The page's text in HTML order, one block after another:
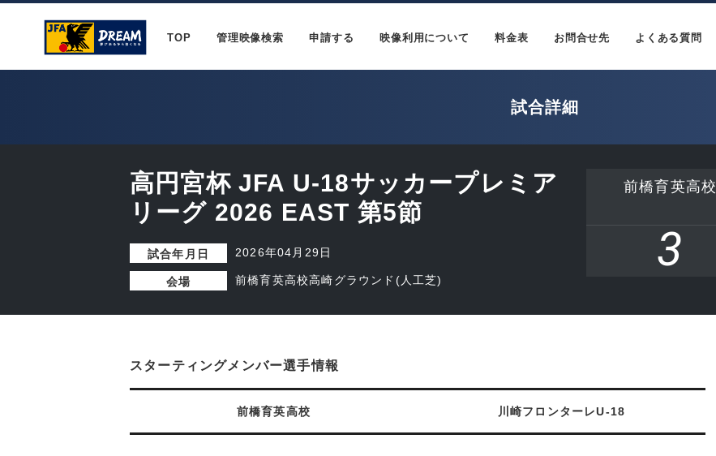
TOP 管理映像検索 申請する 映像利用について 料金表 お問合せ先 よくある質問
試合詳細
高円宮杯 JFA U-18サッカープレミア
リーグ 2026 EAST 第5節
試合年月日 2026年04月29日
会場 前橋育英高校高崎グラウンド(人工芝)
前橋育英高校
3
スターティングメンバー選手情報
前橋育英高校 川崎フロンターレU-18